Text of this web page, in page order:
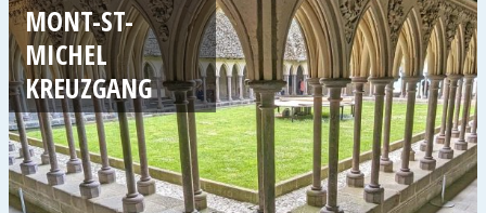
MONT-ST-
MICHEL
KREUZGANG